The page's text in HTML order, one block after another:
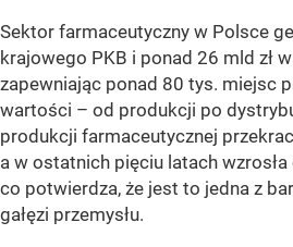
Sektor farmaceutyczny w Polsce
krajowego PKB i ponad 26 mld zł
zapewniając ponad 80 tys. miejsc
wartości – od produkcji po
produkcji farmaceutycznej
a w ostatnich pięciu latach wzrosła
co potwierdza, że jest to jedna z
gałęzi przemysłu.